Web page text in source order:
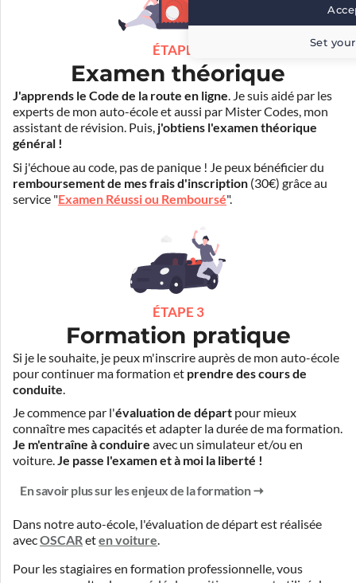
ÉTAPE 2
Examen théorique
J'apprends le Code de la route en ligne. Je suis aidé par les
experts de mon auto-école et aussi par Mister Codes, mon
assistant de révision. Puis, j'obtiens l'examen théorique
général !
Si j'échoue au code, pas de panique ! Je peux bénéficier du
remboursement de mes frais d'inscription (30€) grâce au
service "Examen Réussi ou Remboursé".
ÉTAPE 3
Formation pratique
Si je le souhaite, je peux m'inscrire auprès de mon auto-école
pour continuer ma formation et prendre des cours de
conduite.
Je commence par l'évaluation de départ pour mieux
connaître mes capacités et adapter la durée de ma formation.
Je m'entraîne à conduire avec un simulateur et/ou en
voiture.Je passe l'examen et à moi la liberté !
En savoir plus sur les enjeux de la formation
Dans notre auto-école, l'évaluation de départ est réalisée
avecOSCAReten voiture.
Pour les stagiaires en formation professionnelle, vous
Set